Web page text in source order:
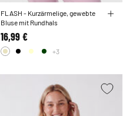
FLASH - Kurzärmelige, gewebte
Bluse mit Rundhals
16,99 €
+3